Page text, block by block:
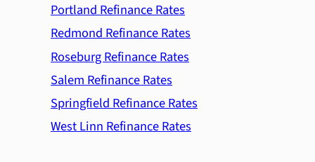
Portland Refinance Rates
Redmond Refinance Rates
Roseburg Refinance Rates
Salem Refinance Rates
Springfield Refinance Rates
West Linn Refinance Rates